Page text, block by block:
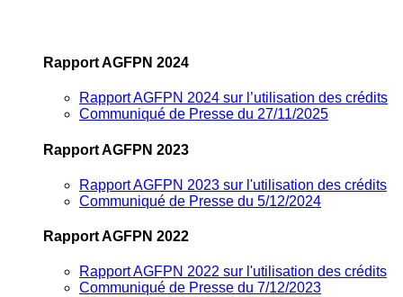
Rapport AGFPN 2024
Rapport AGFPN 2024 sur l’utilisation des crédits
Communiqué de Presse du 27/11/2025
Rapport AGFPN 2023
Rapport AGFPN 2023 sur l'utilisation des crédits
Communiqué de Presse du 5/12/2024
Rapport AGFPN 2022
Rapport AGFPN 2022 sur l'utilisation des crédits
Communiqué de Presse du 7/12/2023